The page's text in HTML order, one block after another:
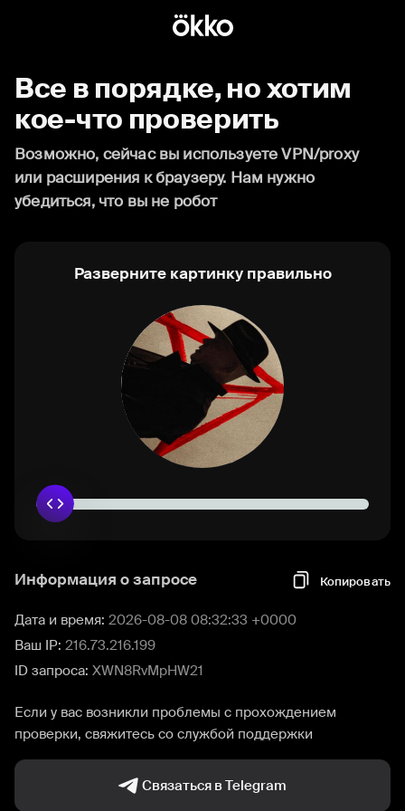
Все в порядке, но хотим
кое-что проверить
Возможно, сейчас вы используете VPN/proxy
или расширения к браузеру. Нам нужно
убедиться, что вы не робот
Разверните картинку правильно
Информация о запросе Копировать
Дата и время: 2026-08-08 08:32:33 +0000
Ваш IP: 216.73.216.199
ID запроса: XWN8RvMpHW21
Если у вас возникли проблемы с прохождением
проверки, свяжитесь со службой поддержки
Связаться в Telegram